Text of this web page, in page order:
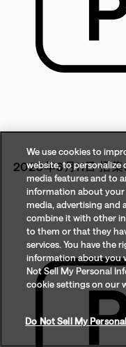
2020年6月11日 招
We use cookies to
website, to personalize
media features and to
information about your
media, advertising and
combine it with other
to them or that they
services. You have the
information about you
Not Sell My Personal
cookie settings on our
Do Not Sell My